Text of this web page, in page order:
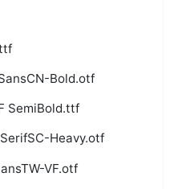
Bold.otf
SemiBold.ttf
Heavy.otf
VF.otf